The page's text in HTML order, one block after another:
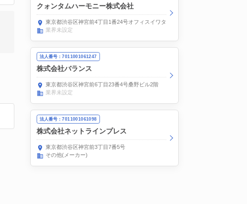
クォンタムハーモニー株式会社
東京都渋谷区神宮前4丁目1番24号オフィスイワタ第1-2階
業界未設定
法人番号：7011001061247
株式会社バランス
東京都渋谷区神宮前6丁目23番4号桑野ビル2階
業界未設定
法人番号：7011001061098
株式会社ネットラインプレス
東京都渋谷区神宮前3丁目7番5号
その他(メーカー)